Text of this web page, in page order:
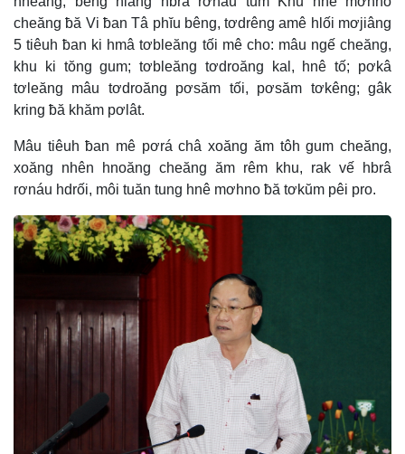
cheăng ƀă Vi ƀan Tâ phĭu bêng, tơdrêng amê hlối mơjiâng
5 tiêuh ƀan ki hmâ tơbleăng tối mê cho: mâu ngế cheăng,
khu ki tŏng gum; tơbleăng tơdroăng kal, hnê tố; pơkâ
tơleăng mâu tơdroăng pơsăm tối, pơsăm tơkêng; gâk
kring ƀă khăm pơlât.
Mâu tiêuh ƀan mê pơrá châ xoăng ăm tôh gum cheăng,
xoăng nhên hnoăng cheăng ăm rêm khu, rak vế hbrâ
rơnáu hdrối, môi tuăn tung hnê mơhno ƀă tơkŭm pêi pro.